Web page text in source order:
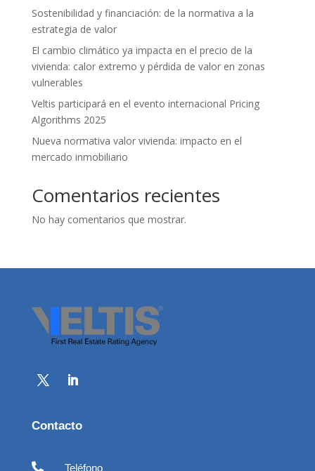
Sostenibilidad y financiación: de la normativa a la
estrategia de valor
El cambio climático ya impacta en el precio de la
vivienda: calor extremo y pérdida de valor en zonas
vulnerables
Veltis participará en el evento internacional Pricing
Algorithms 2025
Nueva normativa valor vivienda: impacto en el
mercado inmobiliario
Comentarios recientes
No hay comentarios que mostrar.
Contacto

Teléfono